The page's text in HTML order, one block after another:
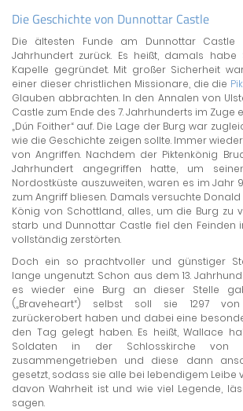
Die Geschichte von Dunnottar Castle
Die ältesten Funde am Dunnottar
Jahrhundert zurück. Es heißt, damals habe
Kapelle gegründet. Mit großer Sicherheit
einer dieser christlichen Missionare, die die
Glauben abbrachten. In den Annalen von
Castle zum Ende des 7. Jahrhunderts im Zuge
„Dún Foither“ auf. Die Lage der Burg war
wie die Geschichte zeigen sollte. Immer
von Angriffen. Nachdem der Piktenkönig
Jahrhundert angegriffen hatte, um
Nordostküste auszuweiten, waren es im Jahr
zum Angriff bliesen. Damals versuchte Donald
König von Schottland, alles, um die Burg zu
starb und Dunnottar Castle fiel den Feinden
vollständig zerstörten.
Doch ein so prachtvoller und günstiger
lange ungenutzt. Schon aus dem 13.
es wieder eine Burg an dieser Stelle
(„Braveheart“) selbst soll sie 1297
zurückerobert haben und dabei eine
den Tag gelegt haben. Es heißt, Wallace
Soldaten in der Schlosskirche von
zusammengetrieben und diese dann
gesetzt, sodass sie alle bei lebendigem Leibe
davon Wahrheit ist und wie viel Legende,
sagen.